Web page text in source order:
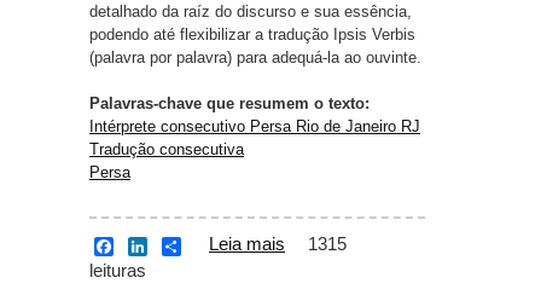
detalhado da raíz do discurso e sua essência,
podendo até flexibilizar a tradução Ipsis Verbis
(palavra por palavra) para adequá-la ao ouvinte.
Palavras-chave que resumem o texto:
Intérprete consecutivo Persa Rio de Janeiro RJ
Tradução consecutiva
Persa
a
c
Leia mais sobre Intérprete
1315
leituras